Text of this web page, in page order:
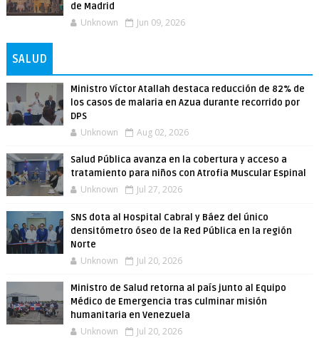
de Madrid
Unknown Jun 09, 2026
SALUD
Ministro Víctor Atallah destaca reducción de 82% de
los casos de malaria en Azua durante recorrido por
DPS
Unknown Aug 02, 2026
Salud Pública avanza en la cobertura y acceso a
tratamiento para niños con Atrofia Muscular Espinal
Unknown Jul 27, 2026
SNS dota al Hospital Cabral y Báez del único
densitómetro óseo de la Red Pública en la región
Norte
Unknown Jul 20, 2026
Ministro de Salud retorna al país junto al Equipo
Médico de Emergencia tras culminar misión
humanitaria en Venezuela
Unknown Jul 20, 2026